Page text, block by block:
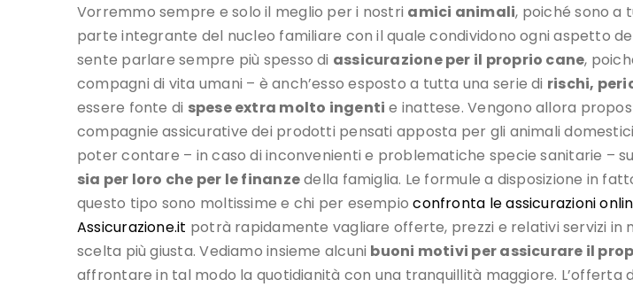
Vorremmo sempre e solo il meglio per i nostri amici animali, poiché sono a
parte integrante del nucleo familiare con il quale condividono ogni aspetto
sente parlare sempre più spesso di assicurazione per il proprio cane,
compagni di vita umani – è anch’esso esposto a tutta una serie di rischi,
essere fonte di spese extra molto ingenti e inattese. Vengono allora
compagnie assicurative dei prodotti pensati apposta per gli animali
poter contare – in caso di inconvenienti e problematiche specie sanitarie –
sia per loro che per le finanzedella famiglia. Le formule a disposizione in
questo tipo sono moltissime e chi per esempioconfronta le assicurazioni
Assicurazione.it potrà rapidamente vagliare offerte, prezzi e relativi servizi in
scelta più giusta. Vediamo insieme alcuni buoni motivi per assicurare il
affrontare in tal modo la quotidianità con una tranquillità maggiore. L’offerta